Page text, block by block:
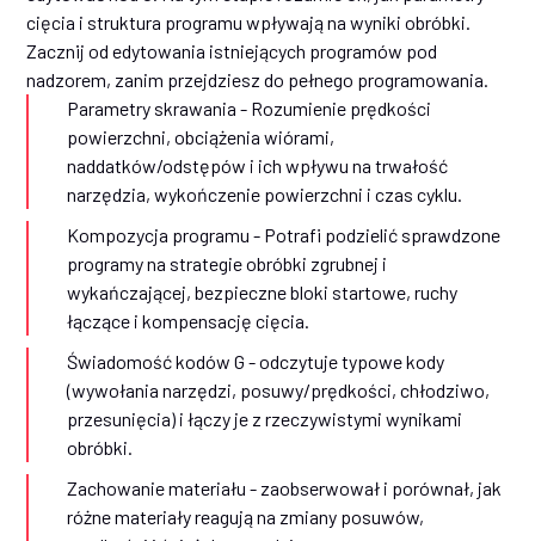
cięcia i struktura programu wpływają na wyniki obróbki.
Zacznij od edytowania istniejących programów pod
nadzorem, zanim przejdziesz do pełnego programowania.
Parametry skrawania - Rozumienie prędkości
powierzchni, obciążenia wiórami,
naddatków/odstępów i ich wpływu na trwałość
narzędzia, wykończenie powierzchni i czas cyklu.
Kompozycja programu - Potrafi podzielić sprawdzone
programy na strategie obróbki zgrubnej i
wykańczającej, bezpieczne bloki startowe, ruchy
łączące i kompensację cięcia.
Świadomość kodów G - odczytuje typowe kody
(wywołania narzędzi, posuwy/prędkości, chłodziwo,
przesunięcia) i łączy je z rzeczywistymi wynikami
obróbki.
Zachowanie materiału - zaobserwował i porównał, jak
różne materiały reagują na zmiany posuwów,